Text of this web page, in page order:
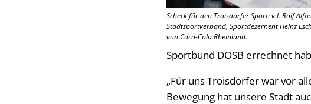
Scheck für den Troisdorfer Sport: v.l. Rolf
Stadtsportverband, Sportdezernent Heinz
von Coca-Cola Rheinland.
Sportbund DOSB errechnet
„Für uns Troisdorfer war vor
Bewegung hat unsere Stadt